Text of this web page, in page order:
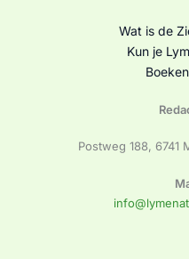
Wat is de
Kun je
Postweg 188, 6741